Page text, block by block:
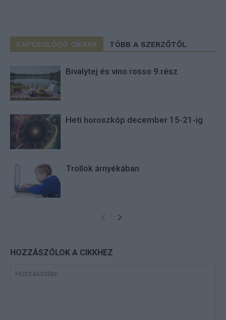
KAPCSOLÓDÓ CIKKEK TÖBB A SZERZŐTŐL
Bivalytej és vino rosso 9.rész
Heti horoszkóp december 15-21-ig
Trollok árnyékában
HOZZÁSZÓLOK A CIKKHEZ